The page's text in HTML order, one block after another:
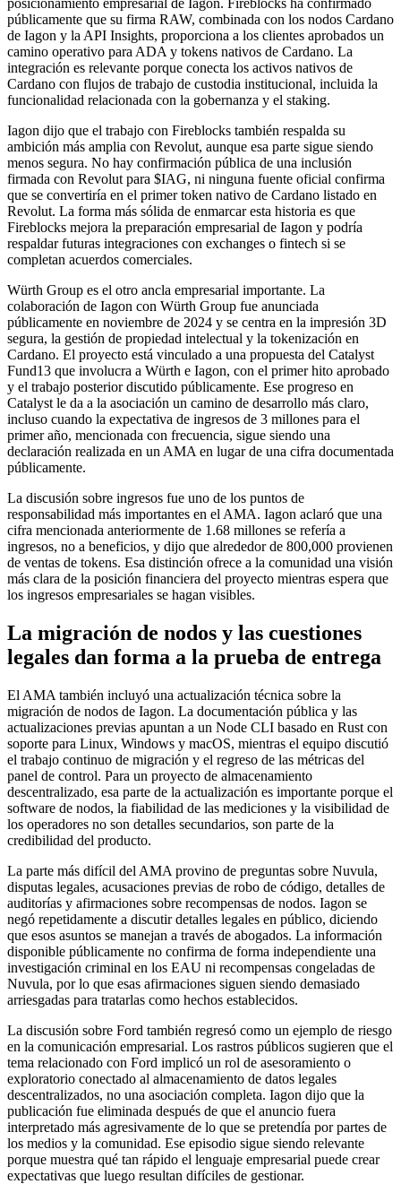
posicionamiento empresarial de Iagon. Fireblocks ha confirmado
públicamente que su firma RAW, combinada con los nodos Cardano
de Iagon y la API Insights, proporciona a los clientes aprobados un
camino operativo para ADA y tokens nativos de Cardano. La
integración es relevante porque conecta los activos nativos de
Cardano con flujos de trabajo de custodia institucional, incluida la
funcionalidad relacionada con la gobernanza y el staking.
Iagon dijo que el trabajo con Fireblocks también respalda su
ambición más amplia con Revolut, aunque esa parte sigue siendo
menos segura. No hay confirmación pública de una inclusión
firmada con Revolut para $IAG, ni ninguna fuente oficial confirma
que se convertiría en el primer token nativo de Cardano listado en
Revolut. La forma más sólida de enmarcar esta historia es que
Fireblocks mejora la preparación empresarial de Iagon y podría
respaldar futuras integraciones con exchanges o fintech si se
completan acuerdos comerciales.
Würth Group es el otro ancla empresarial importante. La
colaboración de Iagon con Würth Group fue anunciada
públicamente en noviembre de 2024 y se centra en la impresión 3D
segura, la gestión de propiedad intelectual y la tokenización en
Cardano. El proyecto está vinculado a una propuesta del Catalyst
Fund13 que involucra a Würth e Iagon, con el primer hito aprobado
y el trabajo posterior discutido públicamente. Ese progreso en
Catalyst le da a la asociación un camino de desarrollo más claro,
incluso cuando la expectativa de ingresos de 3 millones para el
primer año, mencionada con frecuencia, sigue siendo una
declaración realizada en un AMA en lugar de una cifra documentada
públicamente.
La discusión sobre ingresos fue uno de los puntos de
responsabilidad más importantes en el AMA. Iagon aclaró que una
cifra mencionada anteriormente de 1.68 millones se refería a
ingresos, no a beneficios, y dijo que alrededor de 800,000 provienen
de ventas de tokens. Esa distinción ofrece a la comunidad una visión
más clara de la posición financiera del proyecto mientras espera que
los ingresos empresariales se hagan visibles.
La migración de nodos y las cuestiones
legales dan forma a la prueba de entrega
El AMA también incluyó una actualización técnica sobre la
migración de nodos de Iagon. La documentación pública y las
actualizaciones previas apuntan a un Node CLI basado en Rust con
soporte para Linux, Windows y macOS, mientras el equipo discutió
el trabajo continuo de migración y el regreso de las métricas del
panel de control. Para un proyecto de almacenamiento
descentralizado, esa parte de la actualización es importante porque el
software de nodos, la fiabilidad de las mediciones y la visibilidad de
los operadores no son detalles secundarios, son parte de la
credibilidad del producto.
La parte más difícil del AMA provino de preguntas sobre Nuvula,
disputas legales, acusaciones previas de robo de código, detalles de
auditorías y afirmaciones sobre recompensas de nodos. Iagon se
negó repetidamente a discutir detalles legales en público, diciendo
que esos asuntos se manejan a través de abogados. La información
disponible públicamente no confirma de forma independiente una
investigación criminal en los EAU ni recompensas congeladas de
Nuvula, por lo que esas afirmaciones siguen siendo demasiado
arriesgadas para tratarlas como hechos establecidos.
La discusión sobre Ford también regresó como un ejemplo de riesgo
en la comunicación empresarial. Los rastros públicos sugieren que el
tema relacionado con Ford implicó un rol de asesoramiento o
exploratorio conectado al almacenamiento de datos legales
descentralizados, no una asociación completa. Iagon dijo que la
publicación fue eliminada después de que el anuncio fuera
interpretado más agresivamente de lo que se pretendía por partes de
los medios y la comunidad. Ese episodio sigue siendo relevante
porque muestra qué tan rápido el lenguaje empresarial puede crear
expectativas que luego resultan difíciles de gestionar.